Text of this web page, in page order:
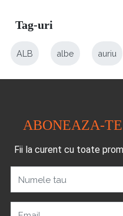
Tag-uri
ALB albe auriu
ABONEAZA-
Fii la curent cu toate
Numele tau